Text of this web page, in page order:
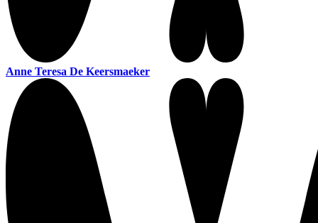
Anne Teresa De Keersmaeker